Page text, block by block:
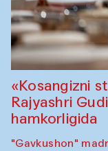
«Kosangizni
Rajyashri
hamkorligida
"Gavkushon"